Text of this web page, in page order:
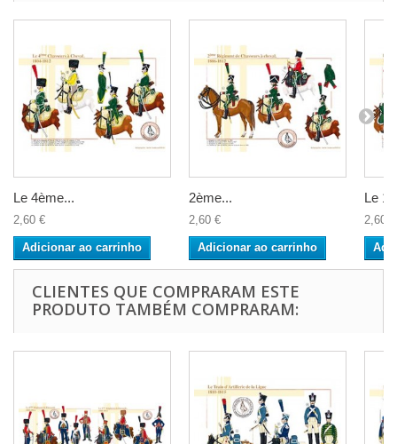
Le 4ème...
2,60 €
Adicionar ao carrinho
2ème...
2,60 €
Adicionar ao carrinho
Le
2,60 €
CLIENTES QUE COMPRARAM ESTE
PRODUTO TAMBÉM COMPRARAM: